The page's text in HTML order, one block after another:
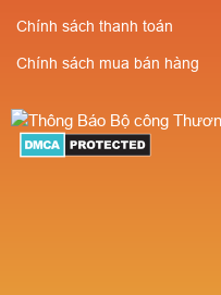
Chính sách thanh toán
Chính sách mua bán hàng